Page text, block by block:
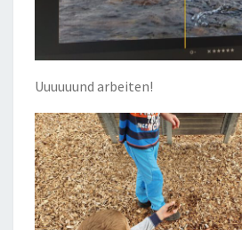
Uuuuuund arbeiten!